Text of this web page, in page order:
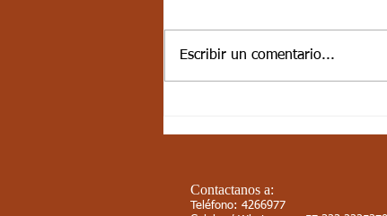
Escribir un comentario...
Contactanos a:
Teléfono: 4266977